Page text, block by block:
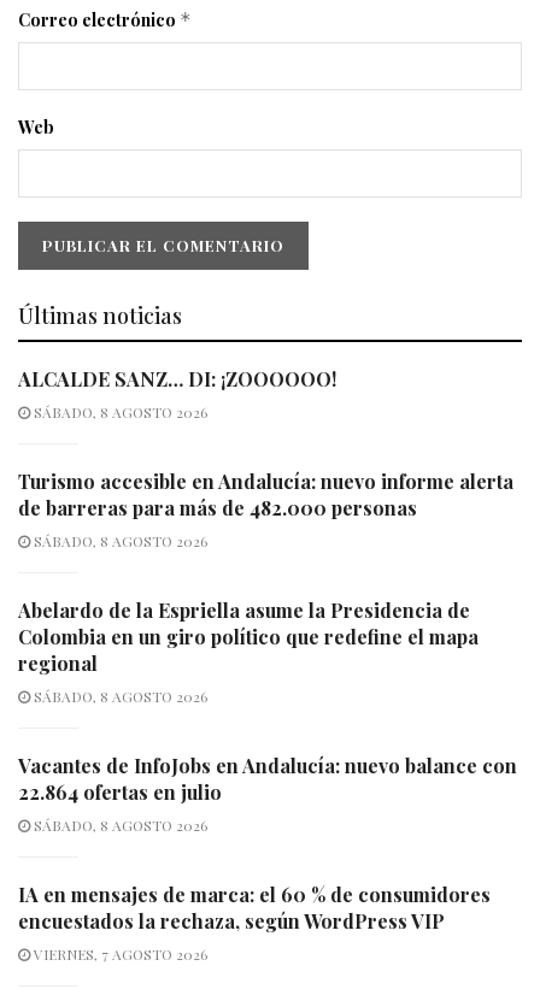
Correo electrónico *
Web
Últimas noticias
ALCALDE SANZ… DI: ¡ZOOOOOO!
SÁBADO, 8 AGOSTO 2026
Turismo accesible en Andalucía: nuevo informe alerta
de barreras para más de 482.000 personas
SÁBADO, 8 AGOSTO 2026
Abelardo de la Espriella asume la Presidencia de
Colombia en un giro político que redefine el mapa
regional
SÁBADO, 8 AGOSTO 2026
Vacantes de InfoJobs en Andalucía: nuevo balance con
22.864 ofertas en julio
SÁBADO, 8 AGOSTO 2026
IA en mensajes de marca: el 60 % de consumidores
encuestados la rechaza, según WordPress VIP
VIERNES, 7 AGOSTO 2026